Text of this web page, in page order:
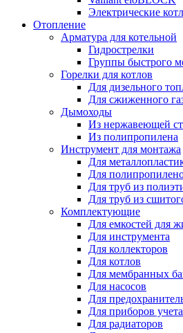
Электрические
Отопление
Арматура для котельной
Гидрострелки
Группы быстрого
Горелки для котлов
Для дизельного
Для сжиженного
Дымоходы
Из нержавеющей
Из полипропилена
Инструмент для монтажа
Для
Для
Для труб из
Для труб из
Комплектующие
Для емкостей для
Для инструмента
Для коллекторов
Для котлов
Для мембранных
Для насосов
Для
Для приборов учета
Для радиаторов